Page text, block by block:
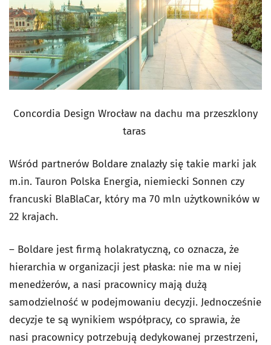
Concordia Design Wrocław na dachu ma przeszklony
taras
Wśród partnerów Boldare znalazły się takie marki jak
m.in. Tauron Polska Energia, niemiecki Sonnen czy
francuski BlaBlaCar, który ma 70 mln użytkowników w
22 krajach.
– Boldare jest firmą holakratyczną, co oznacza, że
hierarchia w organizacji jest płaska: nie ma w niej
menedżerów, a nasi pracownicy mają dużą
samodzielność w podejmowaniu decyzji. Jednocześnie
decyzje te są wynikiem współpracy, co sprawia, że
nasi pracownicy potrzebują dedykowanej przestrzeni,